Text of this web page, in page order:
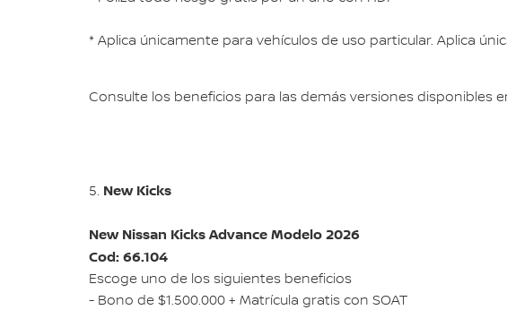
* Aplica únicamente para vehículos de uso particular. Aplica
Consulte los beneficios para las demás versiones disponibles
5. New Kicks
New Nissan Kicks Advance Modelo 2026
Cod: 66.104
Escoge uno de los siguientes beneficios
- Bono de $1.500.000 + Matrícula gratis con SOAT